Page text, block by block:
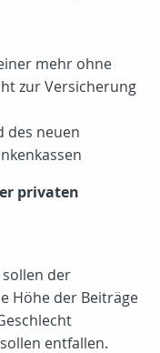
mehr ohne
zur Versicherung
des neuen
privaten
der
Höhe der Beiträge
entfallen.